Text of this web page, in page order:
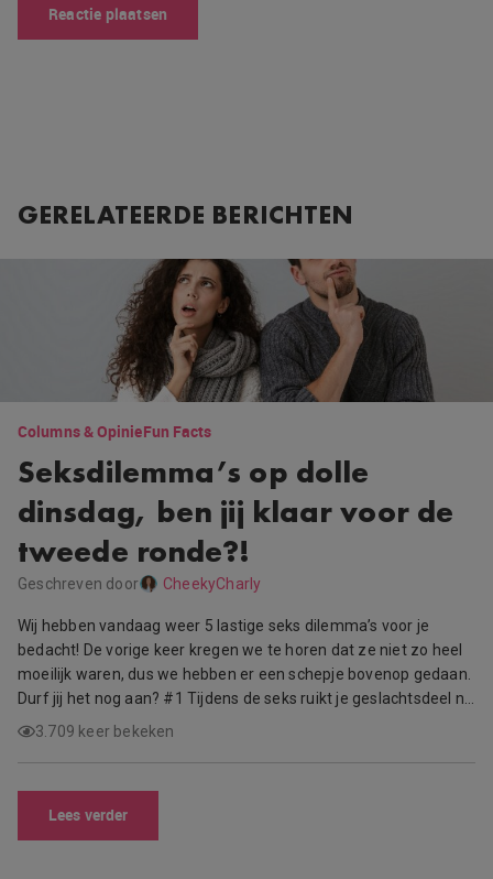
GERELATEERDE BERICHTEN
Columns & OpinieFun Facts
Seksdilemma’s op dolle
dinsdag, ben jij klaar voor de
tweede ronde?!
Geschreven door CheekyCharly
Wij hebben vandaag weer 5 lastige seks dilemma’s voor je
bedacht! De vorige keer kregen we te horen dat ze niet zo heel
moeilijk waren, dus we hebben er een schepje bovenop gedaan.
Durf jij het nog aan? #1 Tijdens de seks ruikt je geslachtsdeel n…
3.709 keer bekeken
Lees verder